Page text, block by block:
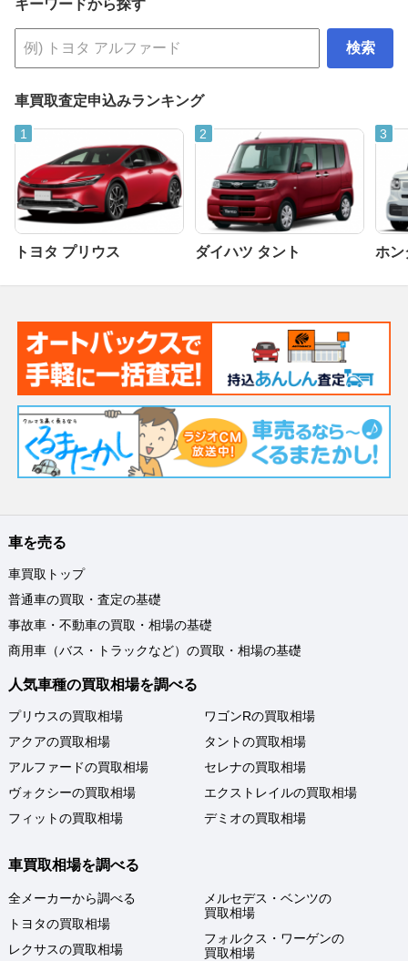
キーワードから探す
検索
車買取査定申込みランキング
トヨタ プリウス ダイハツ タント ホン
車を売る
車買取トップ
普通車の買取・査定の基礎
事故車・不動車の買取・相場の基礎
商用車（バス・トラックなど）の買取・相場の基礎
人気車種の買取相場を調べる
プリウスの買取相場
アクアの買取相場
アルファードの買取相場
ヴォクシーの買取相場
フィットの買取相場
ワゴンRの買取相場
タントの買取相場
セレナの買取相場
エクストレイルの買取相場
デミオの買取相場
車買取相場を調べる
全メーカーから調べる
トヨタの買取相場
レクサスの買取相場
メルセデス・ベンツの
買取相場
フォルクス・ワーゲンの
買取相場